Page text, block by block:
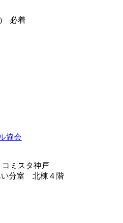
) 必着
ミスタ神戸
い分室 北棟４階